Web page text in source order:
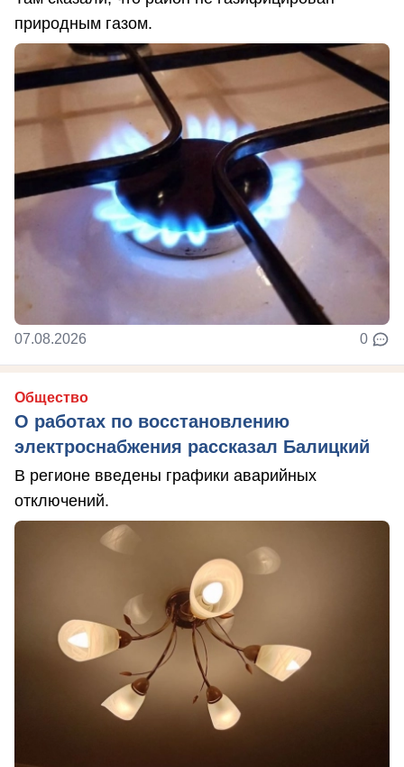
природным газом.
07.08.2026 0
Общество
О работах по восстановлению
электроснабжения рассказал Балицкий
В регионе введены графики аварийных
отключений.